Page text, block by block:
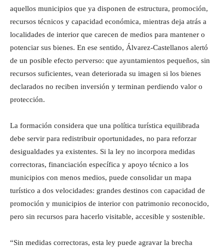
aquellos municipios que ya disponen de estructura, promoción,
recursos técnicos y capacidad económica, mientras deja atrás a
localidades de interior que carecen de medios para mantener o
potenciar sus bienes. En ese sentido, Álvarez-Castellanos alertó
de un posible efecto perverso: que ayuntamientos pequeños, sin
recursos suficientes, vean deteriorada su imagen si los bienes
declarados no reciben inversión y terminan perdiendo valor o
protección.
La formación considera que una política turística equilibrada
debe servir para redistribuir oportunidades, no para reforzar
desigualdades ya existentes. Si la ley no incorpora medidas
correctoras, financiación específica y apoyo técnico a los
municipios con menos medios, puede consolidar un mapa
turístico a dos velocidades: grandes destinos con capacidad de
promoción y municipios de interior con patrimonio reconocido,
pero sin recursos para hacerlo visitable, accesible y sostenible.
“Sin medidas correctoras, esta ley puede agravar la brecha